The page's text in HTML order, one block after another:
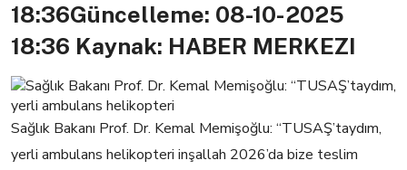
18:36Güncelleme: 08-10-2025
18:36 Kaynak: HABER MERKEZI
Sağlık Bakanı Prof. Dr. Kemal Memişoğlu: “TUSAŞ’taydım,
yerli ambulans helikopteri inşallah 2026’da bize teslim